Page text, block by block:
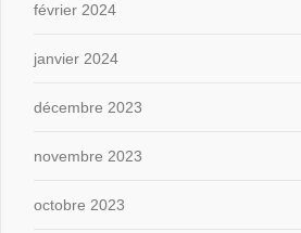
février 2024
janvier 2024
décembre 2023
novembre 2023
octobre 2023